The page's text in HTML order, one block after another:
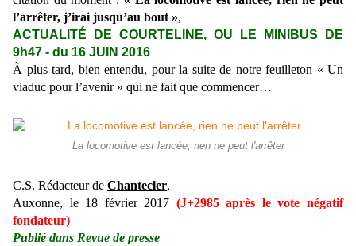
l’arrêter, j’irai jusqu’au bout »,
ACTUALITÉ DE COURTELINE, OU LE MINIBUS DE
9h47 - du 16 JUIN 2016
À plus tard, bien entendu, pour la suite de notre feuilleton « Un
viaduc pour l’avenir » qui ne fait que commencer…
La locomotive est lancée, rien ne peut l'arrêter
C.S. Rédacteur de Chantecler,
Auxonne, le 18 février 2017 (J+2985 après le vote négatif
fondateur)
Publié dans Revue de presse